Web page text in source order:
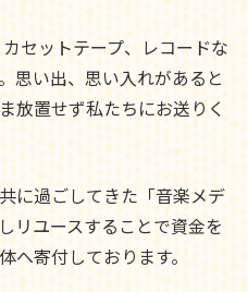
セットテープ、レコードな
思い出、思い入れがあると
放置せず私たちにお送りく
に過ごしてきた「音楽メデ
リユースすることで資金を
へ寄付しております。